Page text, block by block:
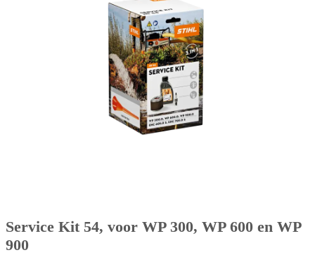
Service Kit 54, voor WP 300, WP 600 en WP
900